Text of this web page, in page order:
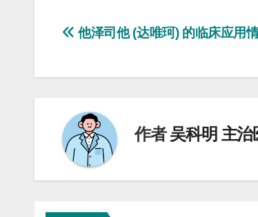
文
航
他泽司他 (达唯珂) 的临床应用
作者吴科明 主治